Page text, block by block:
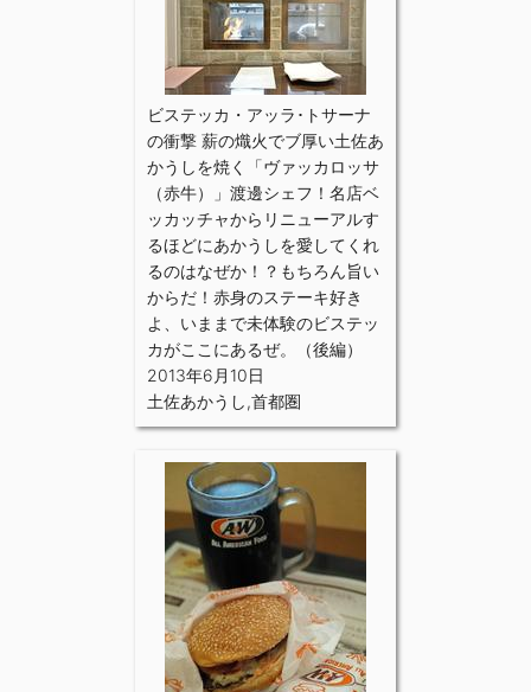
ビステッカ・アッラ･トサーナ
の衝撃 薪の熾火でブ厚い土佐あ
かうしを焼く「ヴァッカロッサ
（赤牛）」渡邊シェフ！名店ベ
ッカッチャからリニューアルす
るほどにあかうしを愛してくれ
るのはなぜか！？もちろん旨い
からだ！赤身のステーキ好き
よ、いままで未体験のビステッ
カがここにあるぜ。（後編）
2013年6月10日
土佐あかうし,首都圏